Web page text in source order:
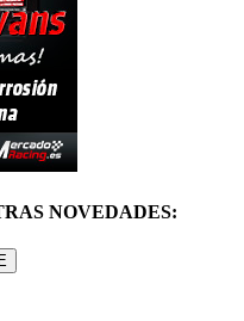
NOVEDADES: